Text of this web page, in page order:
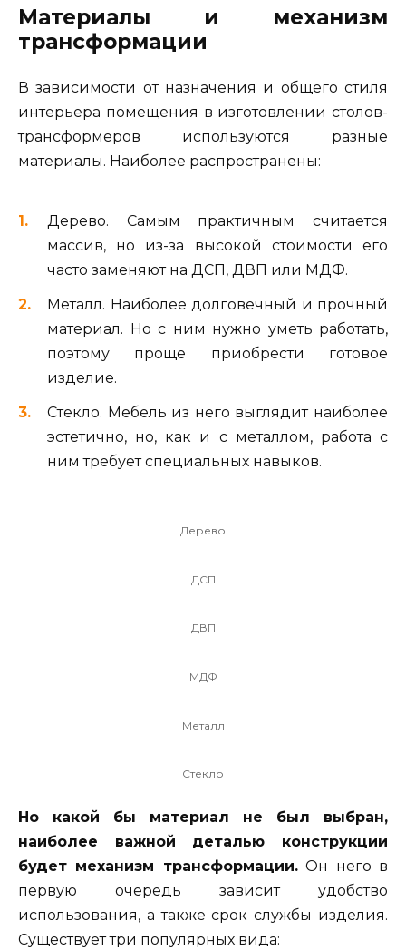
Материалы и механизм
трансформации
В зависимости от назначения и общего стиля
интерьера помещения в изготовлении столов-
трансформеров используются разные
материалы. Наиболее распространены:
Дерево. Самым практичным считается
массив, но из-за высокой стоимости его
часто заменяют на ДСП, ДВП или МДФ.
Металл. Наиболее долговечный и прочный
материал. Но с ним нужно уметь работать,
поэтому проще приобрести готовое
изделие.
Стекло. Мебель из него выглядит наиболее
эстетично, но, как и с металлом, работа с
ним требует специальных навыков.
Дерево
ДСП
ДВП
МДФ
Металл
Стекло
Но какой бы материал не был выбран,
наиболее важной деталью конструкции
будет механизм трансформации.Он него в
первую очередь зависит удобство
использования, а также срок службы изделия.
Существует три популярных вида: